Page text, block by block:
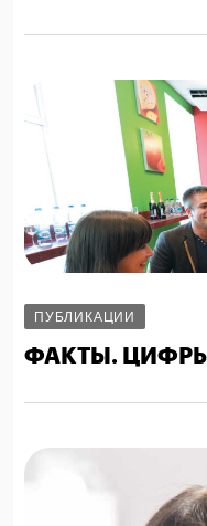
ПУБЛИКАЦИИ
ФАКТЫ.